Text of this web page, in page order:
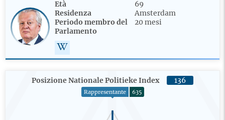
Età
69
Residenza
Amsterdam
Periodo membro del
Parlamento
20 mesi
Posizione Nationale Politieke Index 136
Rappresentante 635